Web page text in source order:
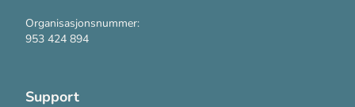
Organisasjonsnummer:
953 424 894
Support